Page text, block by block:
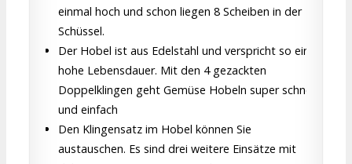
einmal hoch und schon liegen 8 Scheiben in der
Schüssel.
Der Hobel ist aus Edelstahl und verspricht so eine
hohe Lebensdauer. Mit den 4 gezackten
Doppelklingen geht Gemüse Hobeln super schnell
und einfach
Den Klingensatz im Hobel können Sie
austauschen. Es sind drei weitere Einsätze mit